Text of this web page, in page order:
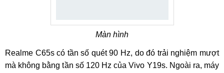
Màn hình
Realme C65s có tần số quét 90 Hz, do đó trải nghiệm mượt
mà không bằng tần số 120 Hz của Vivo Y19s. Ngoài ra, máy